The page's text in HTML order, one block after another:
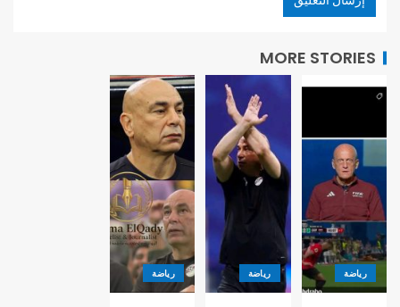
MORE STORIES
رياضة رياضة رياضة